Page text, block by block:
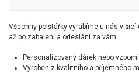
Všechny polštářky vyrábíme u nás v
až po zabalení a odeslání za vám.
Personalizovaný dárek nebo
Vyroben z kvalitního a příjemného